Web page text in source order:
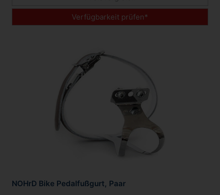
Verfügbarkeit prüfen*
NOHrD Bike Pedalfußgurt, Paar